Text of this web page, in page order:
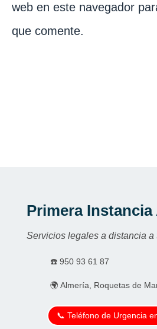
web en este navegador
que comente.
Primera
Servicios legales a distancia a
☎️ 950 93 61 87
🌍 Almería, Roquetas de
📞 Teléfono de Urgencia